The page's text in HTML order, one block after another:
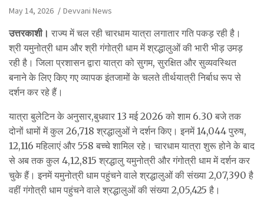
May 14, 2026 Devvani News
उत्तरकाशी। राज्य में चल रही चारधाम यात्रा लगातार गति पकड़ रही है।
श्री यमुनोत्री धाम और श्री गंगोत्री धाम में श्रद्धालुओं की भारी भीड़ उमड़
रही है। जिला प्रशासन द्वारा यात्रा को सुगम, सुरक्षित और सुव्यवस्थित
बनाने के लिए किए गए व्यापक इंतजामों के चलते तीर्थयात्री निर्बाध रूप से
दर्शन कर रहे हैं।
यात्रा बुलेटिन के अनुसार,बुधवार 13 मई 2026 को शाम 6.30 बजे तक
दोनों धामों में कुल 26,718 श्रद्धालुओं ने दर्शन किए। इनमें 14,044 पुरुष,
12,116 महिलाएं और 558 बच्चे शामिल रहे। चारधाम यात्रा शुरू होने के बाद
से अब तक कुल 4,12,815 श्रद्धालु यमुनोत्री और गंगोत्री धाम में दर्शन कर
चुके हैं। इनमें यमुनोत्री धाम पहुंचने वाले श्रद्धालुओं की संख्या 2,07,390 है
वहीं गंगोत्री धाम पहुंचने वाले श्रद्धालुओं की संख्या 2,05,425 है।